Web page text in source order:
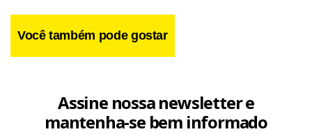
Você também pode gostar
Assine nossa newsletter e
mantenha-se bem informado